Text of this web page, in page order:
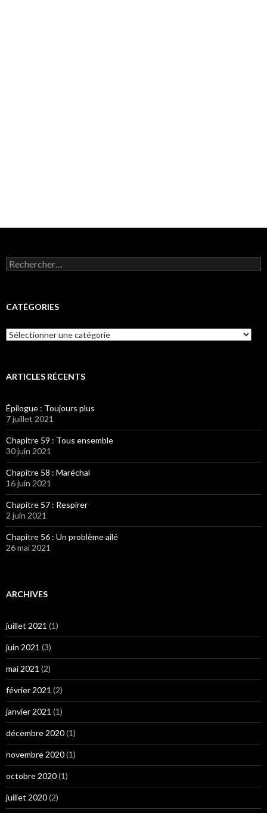
Rechercher :
CATÉGORIES
Catégories
ARTICLES RÉCENTS
Épilogue : Toujours plus
7 juillet 2021
Chapitre 59 : Tous ensemble
30 juin 2021
Chapitre 58 : Maréchal
16 juin 2021
Chapitre 57 : Respirer
2 juin 2021
Chapitre 56 : Un problème ailé
26 mai 2021
ARCHIVES
juillet 2021 (1)
juin 2021 (3)
mai 2021 (2)
février 2021 (2)
janvier 2021 (1)
décembre 2020(1)
novembre 2020(1)
octobre 2020(1)
juillet 2020(2)